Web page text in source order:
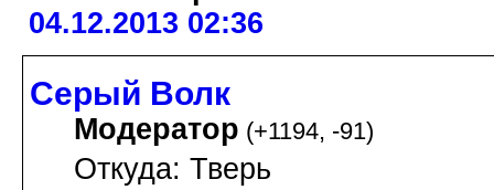
04.12.2013 02:36
Серый Волк
Модератор (+1194, -91)
Откуда: Тверь